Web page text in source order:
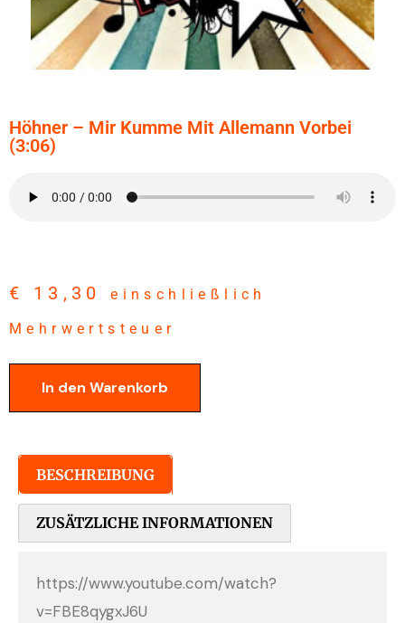
Höhner – Mir Kumme Mit Allemann Vorbei
(3:06)
€ 13,30
einschließlich
Mehrwertsteuer
In den Warenkorb
BESCHREIBUNG
ZUSÄTZLICHE INFORMATIONEN
https://www.youtube.com/watch?
v=FBE8qygxJ6U